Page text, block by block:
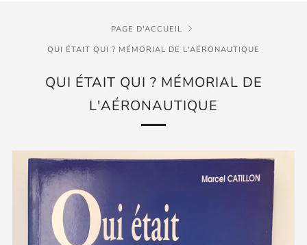
PAGE D'ACCUEIL
QUI ÉTAIT QUI ? MÉMORIAL DE L'AÉRONAUTIQUE
QUI ÉTAIT QUI ? MÉMORIAL DE
L'AÉRONAUTIQUE